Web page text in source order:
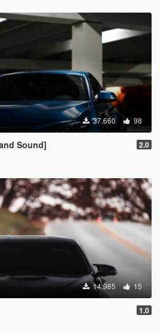
37.660 98
Sound] 2.0
14.985 15
1.0